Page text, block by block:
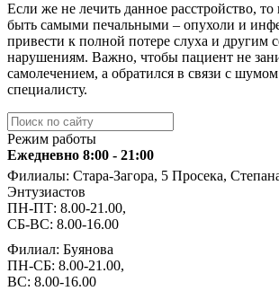
Если же не лечить данное расстройство, то
быть самыми печальными – опухоли и
привести к полной потере слуха и другим
нарушениям. Важно, чтобы пациент не
самолечением, а обратился в связи с
специалисту.
Режим работы
Ежедневно 8:00 - 21:00
Филиалы: Стара-Загора, 5 Просека,
Энтузиастов
ПН-ПТ: 8.00-21.00,
СБ-ВС: 8.00-16.00
Филиал: Буянова
ПН-СБ: 8.00-21.00,
ВС: 8.00-16.00